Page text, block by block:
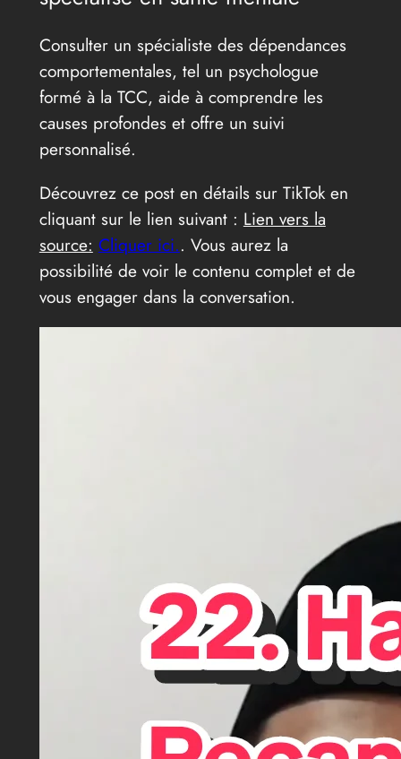
Consulter un spécialiste des dépendances
comportementales, tel un psychologue
formé à la TCC, aide à comprendre les
causes profondes et offre un suivi
personnalisé.
Découvrez ce post en détails sur TikTok en
cliquant sur le lien suivant : Lien vers la
source: Cliquer ici.. Vous aurez la
possibilité de voir le contenu complet et de
vous engager dans la conversation.